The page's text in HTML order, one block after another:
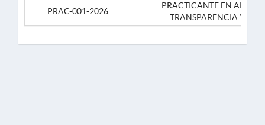
PRAC-001-2026
PRACTICANTE EN APOYO
TRANSPARENCIA Y